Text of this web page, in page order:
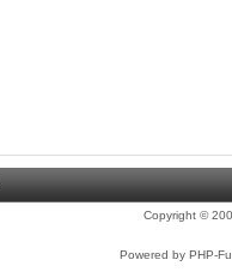
Copyright ©
Powered by PHP-